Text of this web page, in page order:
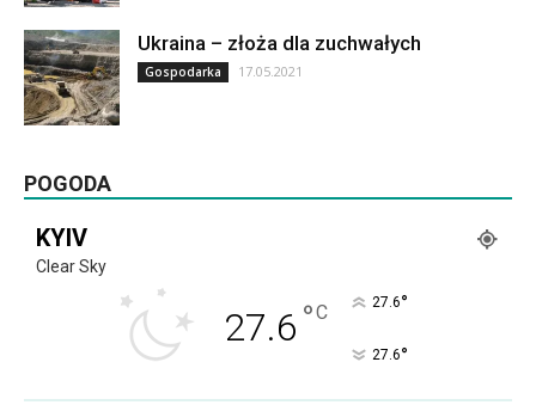
Ukraina – złoża dla zuchwałych
Gospodarka 17.05.2021
POGODA
KYIV
Clear Sky
27.6 °C 27.6°
27.6°